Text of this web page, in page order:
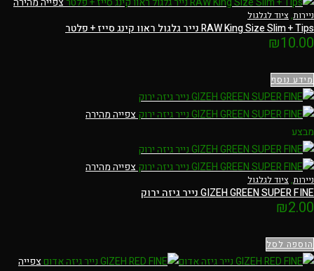
ניירות, ציוד לגלגול
RAW King Size Slim + Tips נייר גלגול ראוו קינג סייז + פלטר
₪10.00
מידע נוסף
צפייה מהירה
מבצע
צפייה מהירה
ניירות, ציוד לגלגול
GIZEH GREEN SUPER FINE נייר גיזה ירוק
₪2.00
הוספה לסל
צפייה